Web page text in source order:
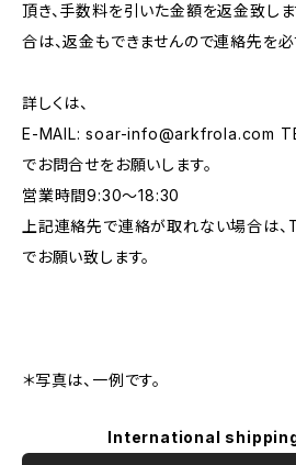
頂き、手数料を引いた金額を返金致し
合は、返金もできませんので連絡先を必
詳しくは、
E-MAIL:soar-info@arkfrola.com
でお問合せをお願いします。
営業時間9:30～18:30
上記連絡先で連絡が取れない場合は
でお願い致します。
＊写真は、一例です。
International